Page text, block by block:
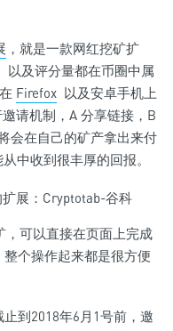
，就是一款网红挖矿扩
以及评分量都在币圈中属
Firefox 以及安卓手机上
请机制，A 分享链接，B
会在自己的矿产拿出来付
中收到很丰厚的回报。
，可以直接在页面上完成
个操作起来都是很方便
到2018年6月1号前，邀